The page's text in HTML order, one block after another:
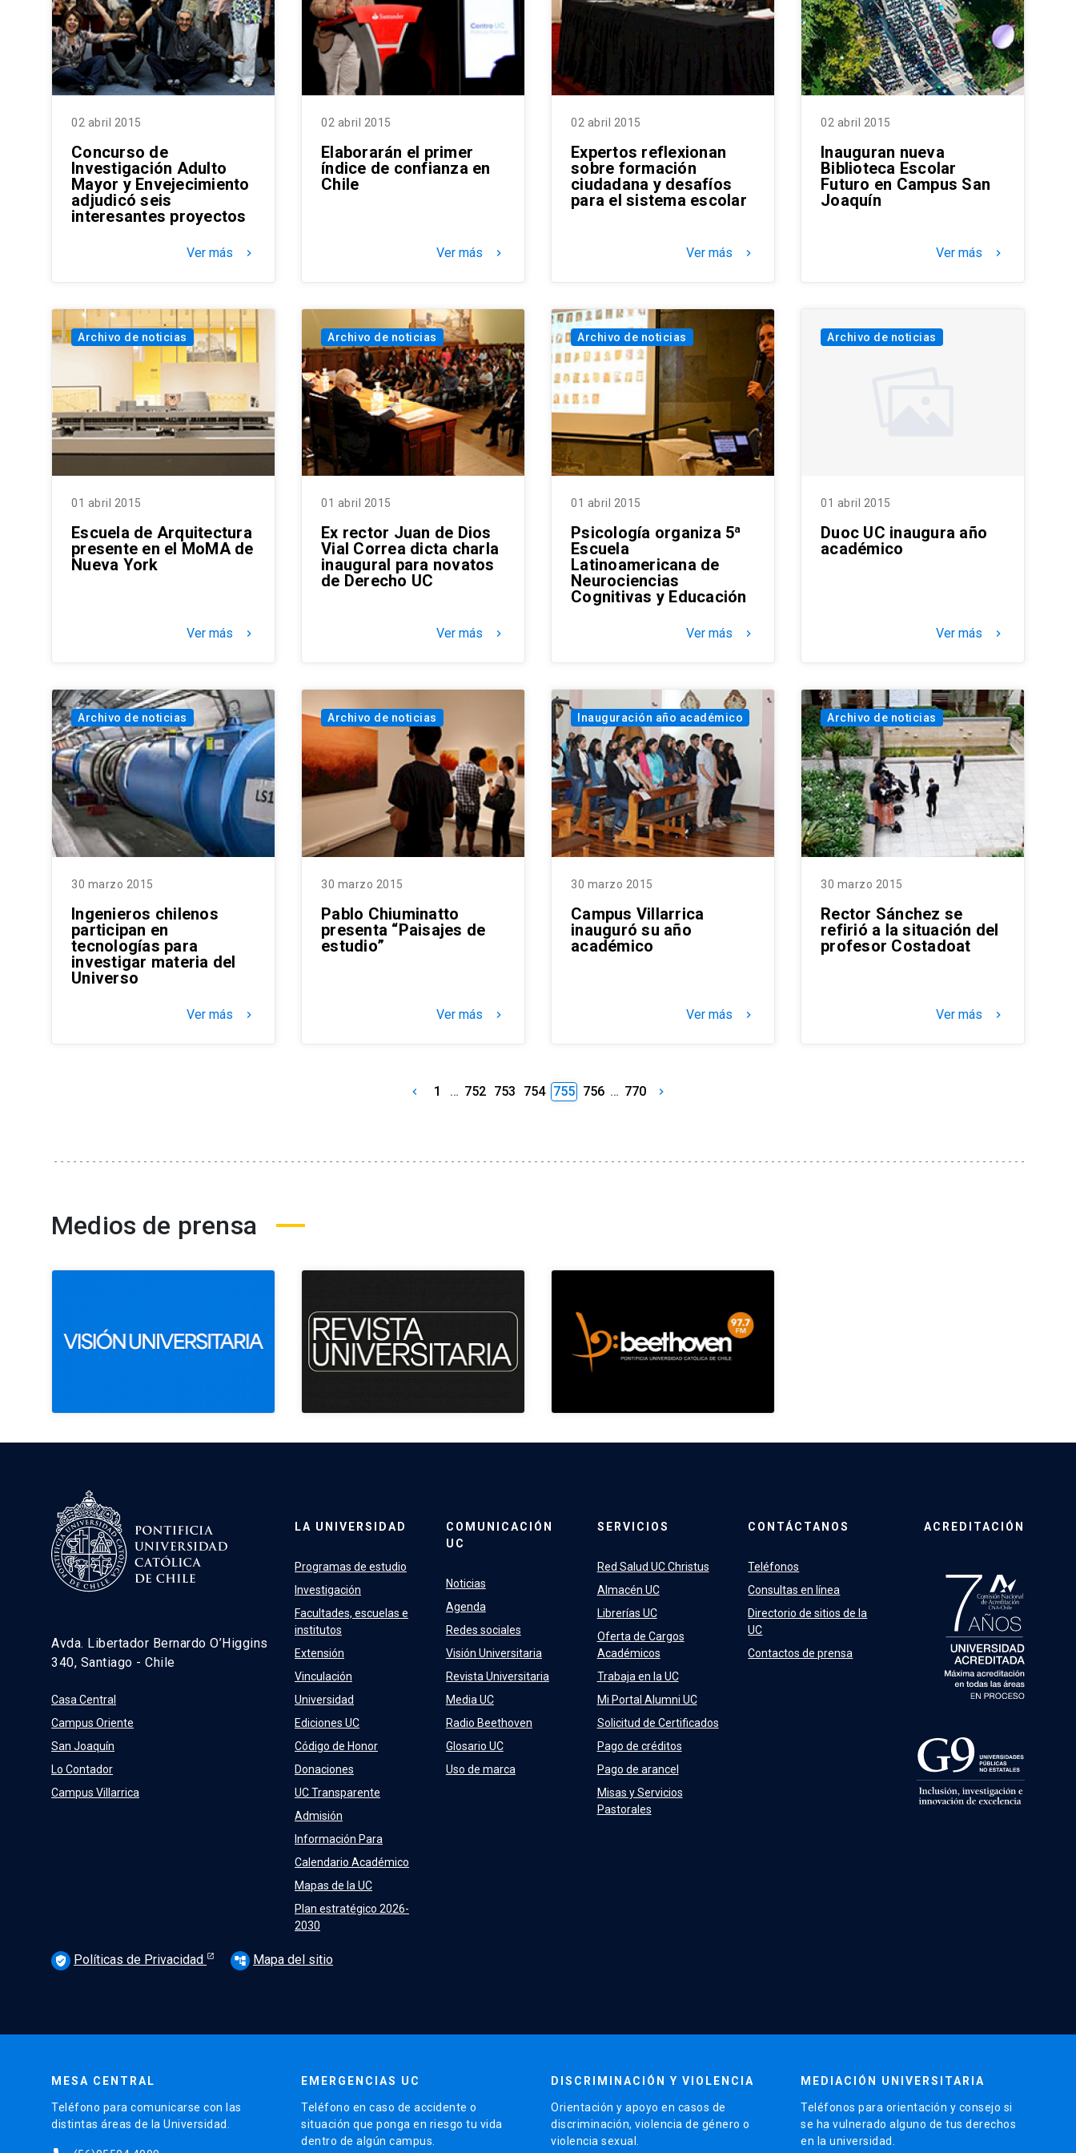
02 abril 2015
Concurso de
Investigación Adulto
Mayor y Envejecimiento
adjudicó seis
interesantes proyectos
Ver más keyboard_arrow_right
02 abril 2015
Elaborarán el primer
índice de confianza en
Chile
Ver más keyboard_arrow_right
02 abril 2015
Expertos reflexionan
sobre formación
ciudadana y desafíos
para el sistema escolar
Ver más keyboard_arrow_right
02 abril 2015
Inauguran nueva
Biblioteca Escolar
Futuro en Campus San
Joaquín
Ver más keyboard_arrow_right
Archivo de noticias
01 abril 2015
Escuela de Arquitectura
presente en el MoMA de
Nueva York
Ver más keyboard_arrow_right
Archivo de noticias
01 abril 2015
Ex rector Juan de Dios
Vial Correa dicta charla
inaugural para novatos
de Derecho UC
Ver más keyboard_arrow_right
Archivo de noticias
01 abril 2015
Psicología organiza 5ª
Escuela
Latinoamericana de
Neurociencias
Cognitivas y Educación
Ver más keyboard_arrow_right
Archivo de noticias
01 abril 2015
Duoc UC inaugura año
académico
Ver más keyboard_arrow_right
Archivo de noticias
30 marzo 2015
Ingenieros chilenos
participan en
tecnologías para
investigar materia del
Universo
Ver más keyboard_arrow_right
Archivo de noticias
30 marzo 2015
Pablo Chiuminatto
presenta “Paisajes de
estudio”
Ver más keyboard_arrow_right
Inauguración año académico
30 marzo 2015
Campus Villarrica
inauguró su año
académico
Ver más keyboard_arrow_right
Archivo de noticias
30 marzo 2015
Rector Sánchez se
refirió a la situación del
profesor Costadoat
Ver más keyboard_arrow_right
keyboard_arrow_left 1 … 752 753 754 755 756 … 770 keyboard_arrow_right
Medios de prensa
Avda. Libertador Bernardo O’Higgins
340, Santiago - Chile
Casa Central
Campus Oriente
San Joaquín
Lo Contador
Campus Villarrica
LA UNIVERSIDAD
Programas de estudio
Investigación
Facultades, escuelas e
institutos
Extensión
Vinculación
Universidad
Ediciones UC
Código de Honor
Donaciones
UC Transparente
Admisión
Información Para
Calendario Académico
Mapas de la UC
Plan estratégico 2026-
2030
COMUNICACIÓN
UC
Noticias
Agenda
Redes sociales
Visión Universitaria
Revista Universitaria
Media UC
Radio Beethoven
Glosario UC
Uso de marca
SERVICIOS
Red Salud UC Christus
Almacén UC
Librerías UC
Oferta de Cargos
Académicos
Trabaja en la UC
Mi Portal Alumni UC
Solicitud de Certificados
Pago de créditos
Pago de arancel
Misas y Servicios
Pastorales
CONTÁCTANOS
Teléfonos
Consultas en línea
Directorio de sitios de la
UC
Contactos de prensa
ACREDITACIÓN
verified_user Políticas de Privacidad account_tree Mapa del sitio
MESA CENTRAL
Teléfono para comunicarse con las
distintas áreas de la Universidad.
EMERGENCIAS UC
Teléfono en caso de accidente o
situación que ponga en riesgo tu vida
dentro de algún campus.
DISCRIMINACIÓN Y VIOLENCIA
Orientación y apoyo en casos de
discriminación, violencia de género o
violencia sexual.
MEDIACIÓN UNIVERSITARIA
Teléfonos para orientación y consejo si
se ha vulnerado alguno de tus derechos
en la universidad.